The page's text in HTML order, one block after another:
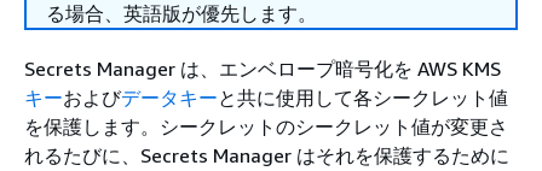
る場合、英語版が優先します。
Secrets Manager は、エンベロープ暗号化を AWS KMS
キーおよびデータキーと共に使用して各シークレット値
を保護します。シークレットのシークレット値が変更さ
れるたびに、Secrets Manager はそれを保護するために